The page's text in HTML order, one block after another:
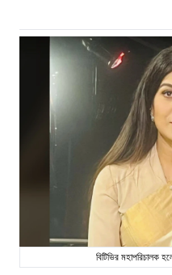
বিটিভির মহাপরিচালক